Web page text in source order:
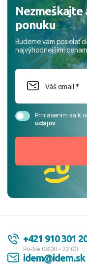
Nezmeškajte
ponuku
Budeme vám posielať
najvýhodnejšími
Prihlásením sa k
údajov
+421 910 301
Po-Ne 08:00 - 22:00
idem@idem.sk